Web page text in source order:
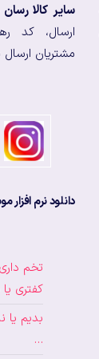
سایر کالا
ارسال، کد
مشتریان
دانلود نرم افزار
تخم
کفتری
بدیم
…